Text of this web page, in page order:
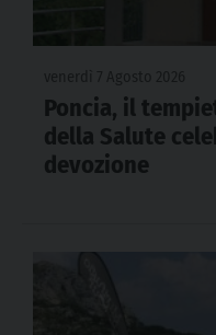
Poncia, il
della Salute
devozione